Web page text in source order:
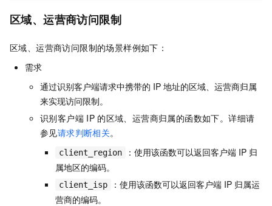
区域、运营商访问限制
区域、运营商访问限制的场景样例如下：
需求
通过识别客户端请求中携带的 IP 地址的区域、运营商归属
来实现访问限制。
识别客户端 IP 的区域、运营商归属的函数如下。详细请
参见请求判断相关。
client_region ：使用该函数可以返回客户端 IP 归
属地区的编码。
client_isp ：使用该函数可以返回客户端 IP 归属运
营商的编码。